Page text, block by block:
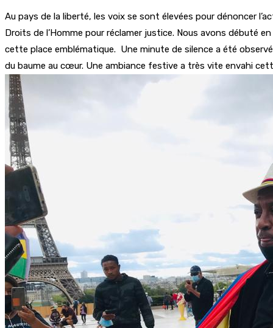
Au pays de la liberté, les voix se sont élevées pour dénoncer
Droits de l’Homme pour réclamer justice. Nous avons débuté
cette place emblématique. Une minute de silence a été
du baume au cœur. Une ambiance festive a très vite envahi